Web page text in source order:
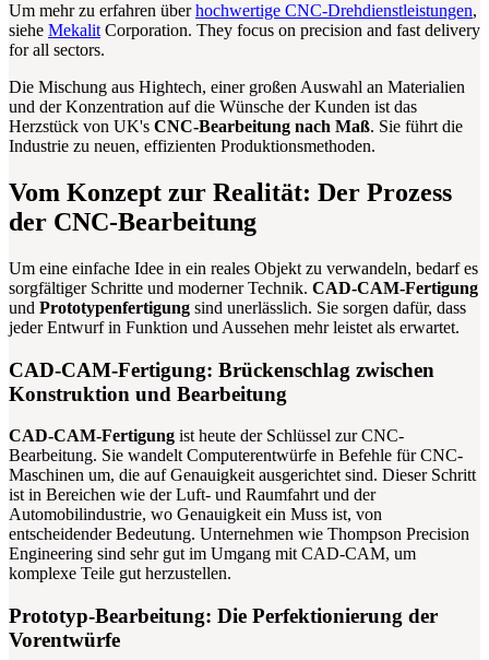
Um mehr zu erfahren überhochwertige CNC-Drehdienstleistungen,
siehe Mekalit Corporation. They focus on precision and fast delivery
for all sectors.
Die Mischung aus Hightech, einer großen Auswahl an Materialien
und der Konzentration auf die Wünsche der Kunden ist das
Herzstück von UK's CNC-Bearbeitung nach Maß. Sie führt die
Industrie zu neuen, effizienten Produktionsmethoden.
Vom Konzept zur Realität: Der Prozess
der CNC-Bearbeitung
Um eine einfache Idee in ein reales Objekt zu verwandeln, bedarf es
sorgfältiger Schritte und moderner Technik. CAD-CAM-Fertigung
und Prototypenfertigung sind unerlässlich. Sie sorgen dafür, dass
jeder Entwurf in Funktion und Aussehen mehr leistet als erwartet.
CAD-CAM-Fertigung: Brückenschlag zwischen
Konstruktion und Bearbeitung
CAD-CAM-Fertigung ist heute der Schlüssel zur CNC-
Bearbeitung. Sie wandelt Computerentwürfe in Befehle für CNC-
Maschinen um, die auf Genauigkeit ausgerichtet sind. Dieser Schritt
ist in Bereichen wie der Luft- und Raumfahrt und der
Automobilindustrie, wo Genauigkeit ein Muss ist, von
entscheidender Bedeutung. Unternehmen wie Thompson Precision
Engineering sind sehr gut im Umgang mit CAD-CAM, um
komplexe Teile gut herzustellen.
Prototyp-Bearbeitung: Die Perfektionierung der
Vorentwürfe